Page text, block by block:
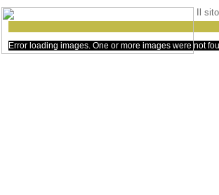
Il
Error loading images. One or more images were not